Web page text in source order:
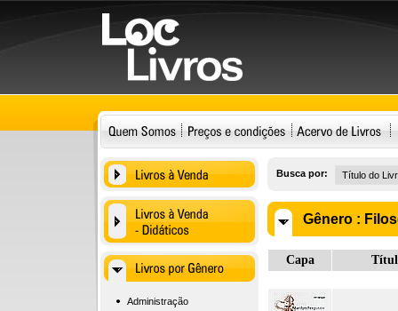
Administração
Busca por:
Gênero :
Capa